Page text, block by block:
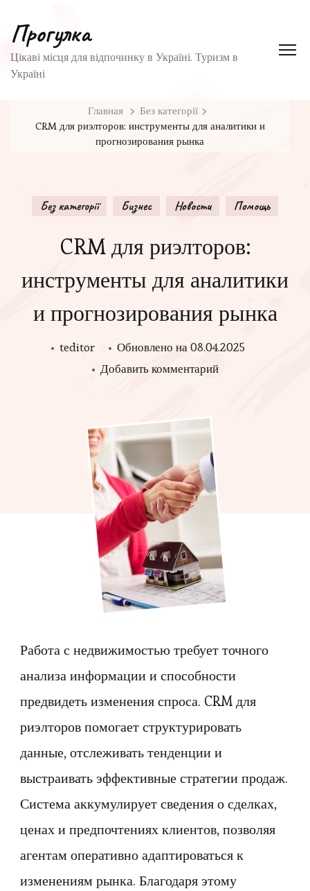
Прогулка
Цікаві місця для відпочинку в Україні. Туризм в
Україні
Главная
Без категорії
CRM для риэлторов: инструменты для аналитики и
прогнозирования рынка
Без категорії Бизнес Новости Помощь
CRM для риэлторов:
инструменты для аналитики
и прогнозирования рынка
teditor Обновлено на08.04.2025
Добавить комментарийк
аналитики
и
прогнозирования
рынка
Работа с недвижимостью требует точного
анализа информации и способности
предвидеть изменения спроса. CRM для
риэлторов помогает структурировать
данные, отслеживать тенденции и
выстраивать эффективные стратегии продаж.
Система аккумулирует сведения о сделках,
ценах и предпочтениях клиентов, позволяя
агентам оперативно адаптироваться к
изменениям рынка. Благодаря этому